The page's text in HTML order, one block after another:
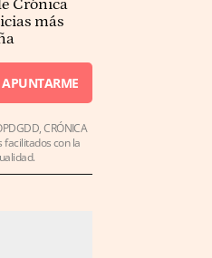
Crónica
más
APUNTARME
CRÓNICA
facilitados con la